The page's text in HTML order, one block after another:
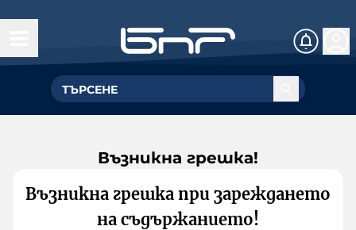
Възникна грешка!
Възникна грешка при зареждането
на съдържанието!